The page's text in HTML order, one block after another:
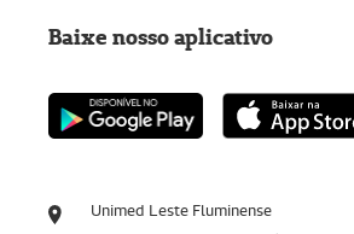
Unimed Leste Fluminense
Baixe nosso aplicativo